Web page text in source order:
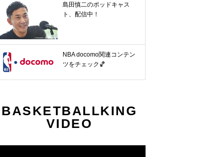
節
〜
第31節 第32節
島田慎二のポッドキャス
ト、配信中！
NBA docomo関連コンテン
ツをチェック🏀
BASKETBALLKING
VIDEO